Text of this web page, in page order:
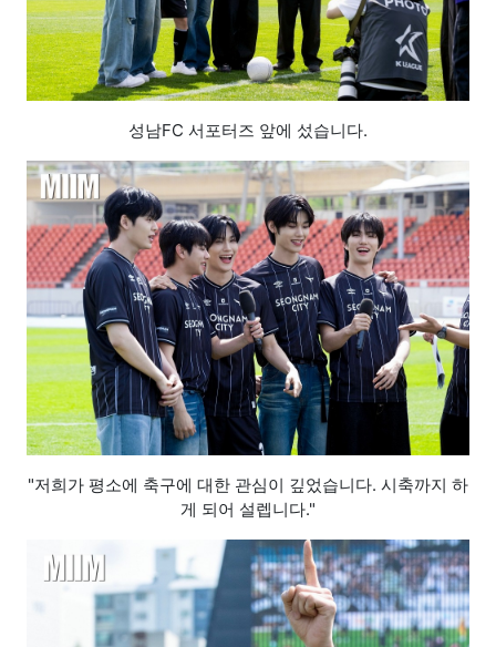
성남FC 서포터즈 앞에 섰습니다.
"저희가 평소에 축구에 대한 관심이 깊었습니다. 시축까지 하
게 되어 설렙니다."